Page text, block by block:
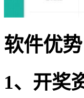
软件优势
1、开奖